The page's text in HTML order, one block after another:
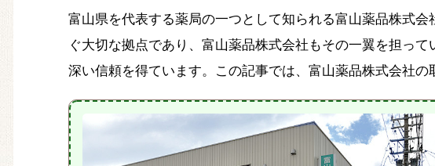
富山県を代表する薬局の一つとして知られる富山薬品株式
ぐ大切な拠点であり、富山薬品株式会社もその一翼を担っ
深い信頼を得ています。この記事では、富山薬品株式会社